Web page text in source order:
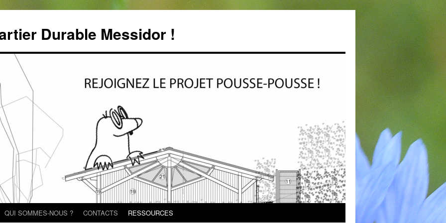
Durable Messidor !
QUI SOMMES-NOUS ? CONTACTS RESSOURCES